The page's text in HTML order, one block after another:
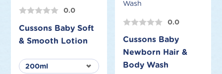
0.0
Cussons Baby Soft
& Smooth Lotion
0.0
Cussons Baby
Newborn Hair &
Body Wash